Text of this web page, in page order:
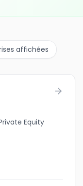
affichées
Equity